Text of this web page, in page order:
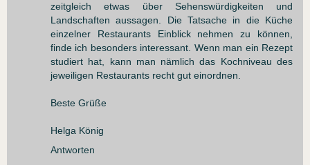
zeitgleich etwas über Sehenswürdigkeiten und
Landschaften aussagen. Die Tatsache in die Küche
einzelner Restaurants Einblick nehmen zu können,
finde ich besonders interessant. Wenn man ein Rezept
studiert hat, kann man nämlich das Kochniveau des
jeweiligen Restaurants recht gut einordnen.
Beste Grüße
Helga König
Antworten